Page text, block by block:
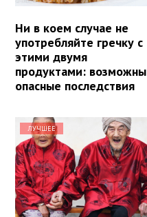
Ни в коем случае не
употребляйте гречку с
этими двумя
продуктами: возможны
опасные последствия
ЛУЧШЕЕ